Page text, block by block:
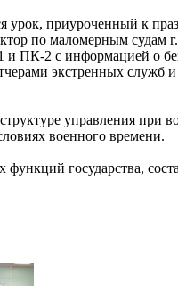
урок, приуроченный к
по маломерным судам
ПК-2 с информацией о
экстренных служб и
управления при
военного времени.
государства,